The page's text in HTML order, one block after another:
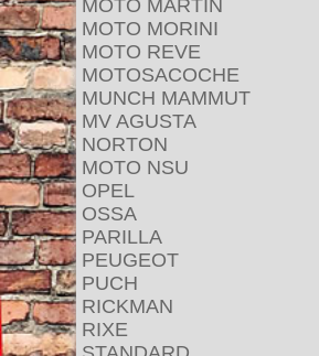
MOTO MARTIN
MOTO MORINI
MOTO REVE
MOTOSACOCHE
MUNCH MAMMUT
MV AGUSTA
NORTON
MOTO NSU
OPEL
OSSA
PARILLA
PEUGEOT
PUCH
RICKMAN
RIXE